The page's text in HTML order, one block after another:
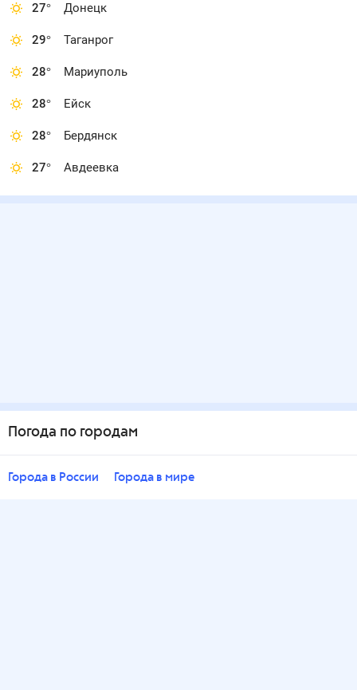
27° Донецк
29° Таганрог
28° Мариуполь
28° Ейск
28° Бердянск
27° Авдеевка
Погода по городам
Города в России Города в мире